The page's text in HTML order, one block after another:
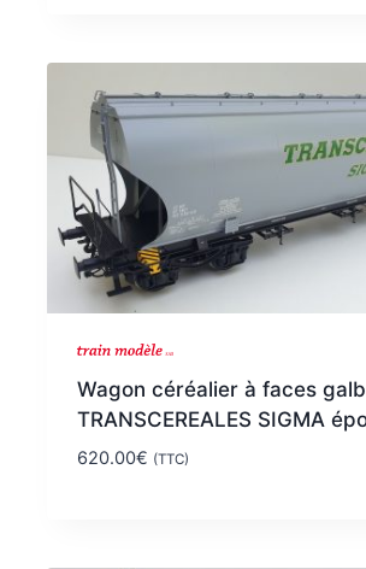
Wagon céréalier à faces
TRANSCEREALES SIGMA
620.00€ (TTC)